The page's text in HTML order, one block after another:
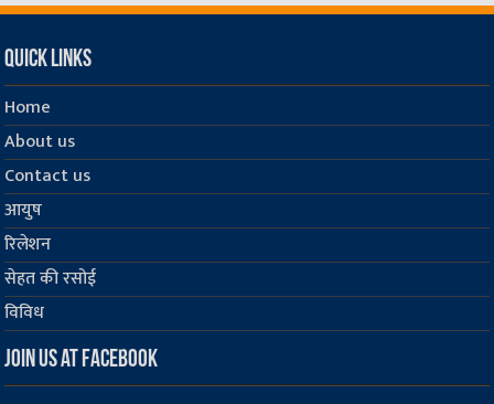
Quick Links
Home
About us
Contact us
आयुष
रिलेशन
सेहत की रसोई
विविध
Join us at Facebook